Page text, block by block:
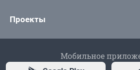
Проекты
Мобильное